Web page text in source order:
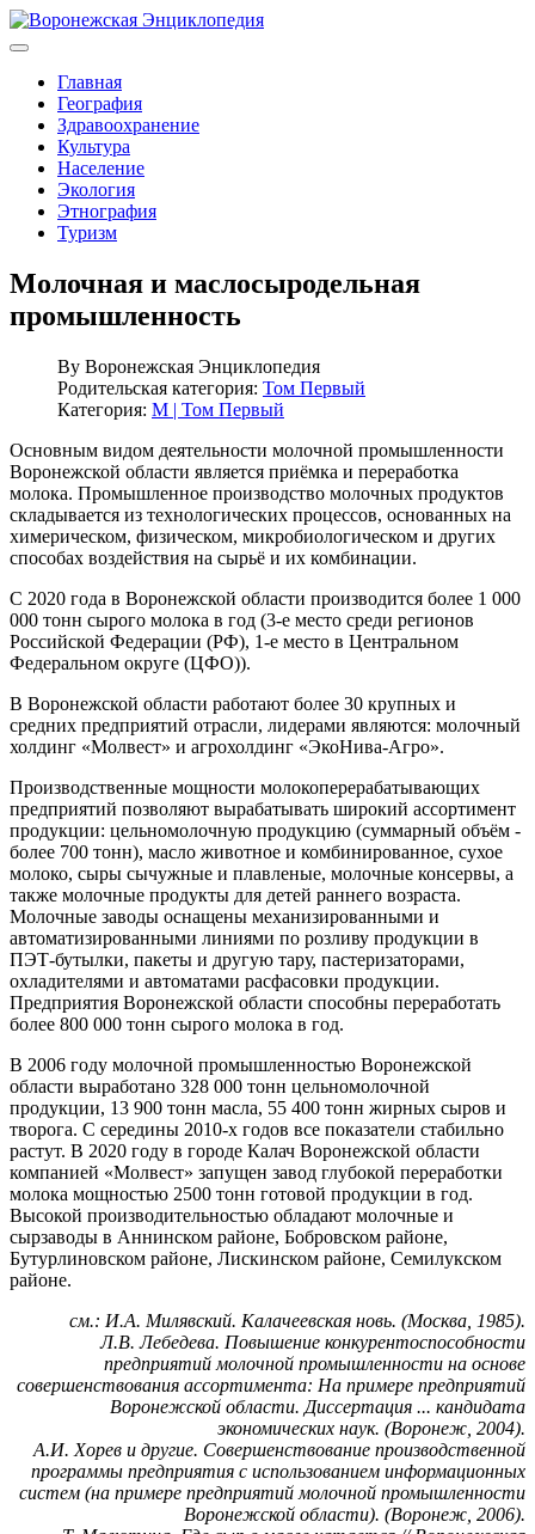
Главная
География
Здравоохранение
Культура
Население
Экология
Этнография
Туризм
Молочная и маслосыродельная
промышленность
By Воронежская Энциклопедия
Родительская категория: Том Первый
Категория: М | Том Первый
Основным видом деятельности молочной промышленности
Воронежской области является приёмка и переработка
молока. Промышленное производство молочных продуктов
складывается из технологических процессов, основанных на
химерическом, физическом, микробиологическом и других
способах воздействия на сырьё и их комбинации.
С 2020 года в Воронежской области производится более 1 000
000 тонн сырого молока в год (3-е место среди регионов
Российской Федерации (РФ), 1-е место в Центральном
Федеральном округе (ЦФО)).
В Воронежской области работают более 30 крупных и
средних предприятий отрасли, лидерами являются: молочный
холдинг «Молвест» и агрохолдинг «ЭкоНива-Агро».
Производственные мощности молокоперерабатывающих
предприятий позволяют вырабатывать широкий ассортимент
продукции: цельномолочную продукцию (суммарный объём -
более 700 тонн), масло животное и комбинированное, сухое
молоко, сыры сычужные и плавленые, молочные консервы, а
также молочные продукты для детей раннего возраста.
Молочные заводы оснащены механизированными и
автоматизированными линиями по розливу продукции в
ПЭТ-бутылки, пакеты и другую тару, пастеризаторами,
охладителями и автоматами расфасовки продукции.
Предприятия Воронежской области способны переработать
более 800 000 тонн сырого молока в год.
В 2006 году молочной промышленностью Воронежской
области выработано 328 000 тонн цельномолочной
продукции, 13 900 тонн масла, 55 400 тонн жирных сыров и
творога. С середины 2010-х годов все показатели стабильно
растут. В 2020 году в городе Калач Воронежской области
компанией «Молвест» запущен завод глубокой переработки
молока мощностью 2500 тонн готовой продукции в год.
Высокой производительностью обладают молочные и
сырзаводы в Аннинском районе, Бобровском районе,
Бутурлиновском районе, Лискинском районе, Семилукском
районе.
см.: И.А. Милявский. Калачеевская новь. (Москва, 1985).
Л.В. Лебедева. Повышение конкурентоспособности
предприятий молочной промышленности на основе
совершенствования ассортимента: На примере предприятий
Воронежской области. Диссертация ... кандидата
экономических наук. (Воронеж, 2004).
А.И. Хорев и другие. Совершенствование производственной
программы предприятия с использованием информационных
систем (на примере предприятий молочной промышленности
Воронежской области). (Воронеж, 2006).